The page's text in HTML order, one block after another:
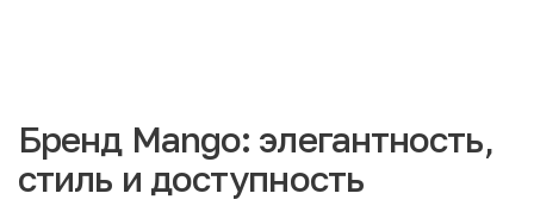
Бренд Mango: элегантность,
стиль и доступность